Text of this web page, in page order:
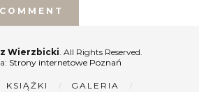
Wierzbicki. All Rights Reserved.
Strony internetowe Poznań
KSIĄŻKI GALERIA